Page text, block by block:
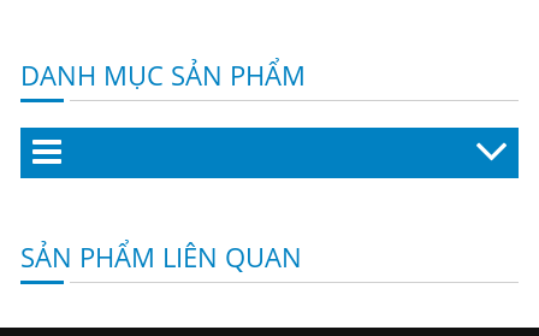
DANH MỤC SẢN PHẨM
SẢN PHẨM LIÊN QUAN